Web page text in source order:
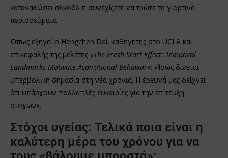
καταναλώσει αλκοόλ ή συνεχίζετε να τρώτε τα γιορτινά
περισσεύματα.
Όπως εξηγεί ο Hengchen Dai, καθηγητής στο UCLA και
επικεφαλής της μελέτης «The Fresh Start Effect: Temporal
Landmarks Motivate Aspirational Behavior»: «Ίσως δίνεται
υπερβολική σημασία στη νέα χρονιά. Η έρευνά μας δείχνει
ότι υπάρχουν πολλαπλές ευκαιρίες για την επίτευξη
στόχων».
Στόχοι υγείας: Τελικά ποια είναι η
καλύτερη μέρα του χρόνου για να